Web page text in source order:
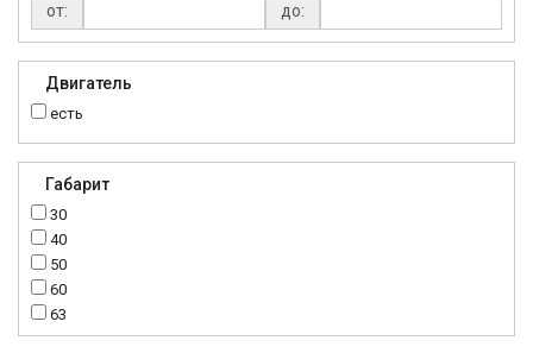
от:
до:
Двигатель
есть
Габарит
30
40
50
60
63
70